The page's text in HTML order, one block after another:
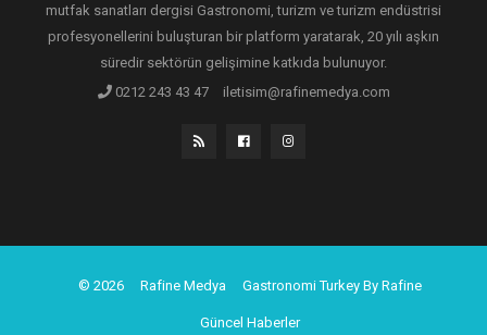
mutfak sanatları dergisi Gastronomi, turizm ve turizm endüstrisi
profesyonellerini buluşturan bir platform yaratarak, 20 yılı aşkın
süredir sektörün gelişimine katkıda bulunuyor.
0212 243 43 47
iletisim@rafinemedya.com
© 2026 Rafine Medya Gastronomi Turkey By Rafine
Güncel Haberler